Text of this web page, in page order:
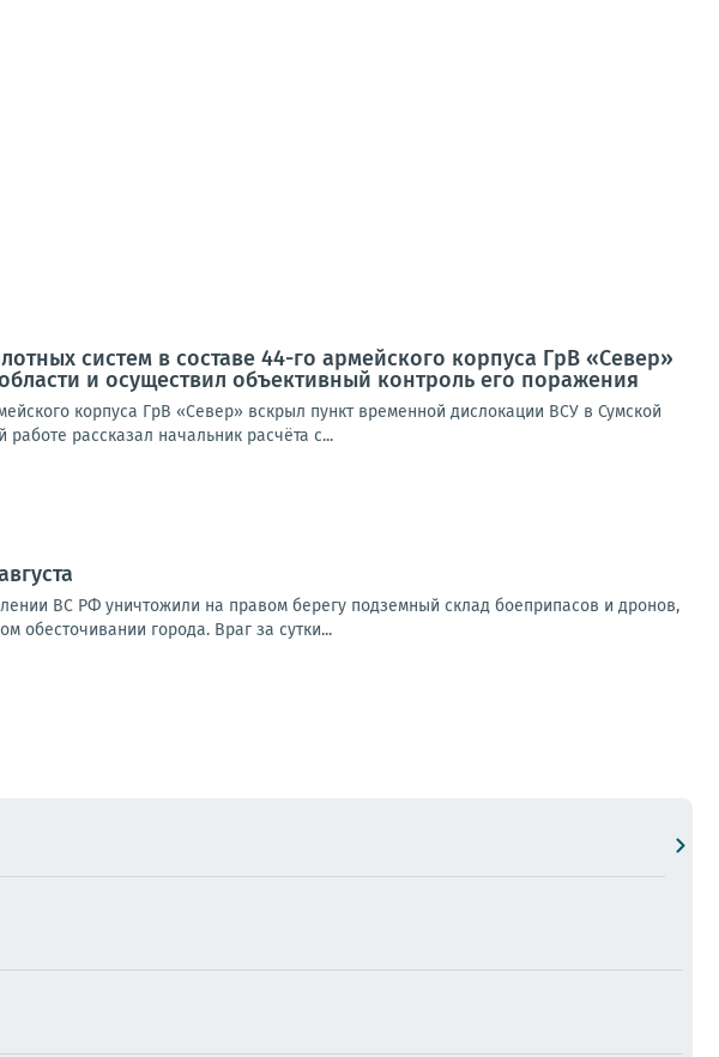
систем в составе 44-го армейского корпуса ГрВ «Север»
и осуществил объективный контроль его поражения
корпуса ГрВ «Север» вскрыл пункт временной дислокации ВСУ в Сумской
рассказал начальник расчёта с...
ВС РФ уничтожили на правом берегу подземный склад боеприпасов и дронов,
обесточивании города. Враг за сутки...